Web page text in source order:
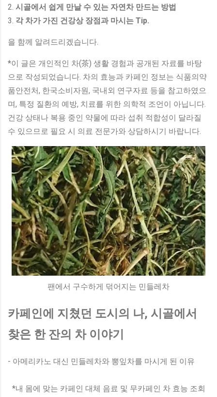
2. 시골에서 쉽게 만날 수 있는 자연차 만드는 방법
3. 각 차가 가진 건강상 장점과 마시는 Tip.
을 함께 알려드리겠습니다.
*이 글은 개인적인 차(茶) 생활 경험과 공개된 자료를 바탕
으로 작성되었습니다. 차의 효능과 카페인 정보는 식품의약
품안전처, 한국소비자원, 국내외 연구자료 등을 참고하였으
며, 특정 질환의 예방, 치료를 위한 의학적 조언이 아닙니다.
건강 상태나 복용 중인 약물에 따라 섭취 적합성이 달라질
수 있으므로 필요 시 의료 전문가와 상담하시기 바랍니다.
팬에서 구수하게 덖어지는 민들레차
카페인에 지쳤던 도시의 나, 시골에서
찾은 한 잔의 차 이야기
- 아메리카노 대신 민들레차와 뽕잎차를 마시게 된 이유
*내 몸에 맞는 카페인 대체 음료 및 무카페인 차 효능 조회